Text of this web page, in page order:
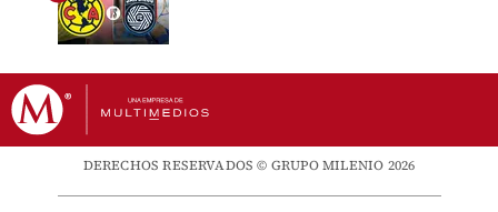
DERECHOS RESERVADOS © GRUPO MILENIO 2026